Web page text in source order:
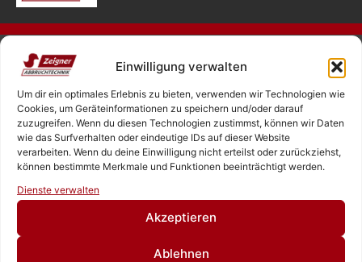
Einwilligung verwalten
Um dir ein optimales Erlebnis zu bieten, verwenden wir Technologien wie
Cookies, um Geräteinformationen zu speichern und/oder darauf
zuzugreifen. Wenn du diesen Technologien zustimmst, können wir Daten
wie das Surfverhalten oder eindeutige IDs auf dieser Website
verarbeiten. Wenn du deine Einwilligung nicht erteilst oder zurückziehst,
können bestimmte Merkmale und Funktionen beeinträchtigt werden.
Dienste verwalten
Akzeptieren
Ablehnen
SASCHA ZEIGNER
NEUKIRCHNER STRASSE 4
65510 HÜNSTETTEN
+49 6126 9843960‬
OFFICE@ZEIGNER.EU
Rufen Sie uns an!